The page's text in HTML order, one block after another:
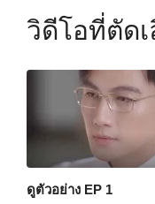
วิดีโอที่ตัด
ดูตัวอย่าง EP 1